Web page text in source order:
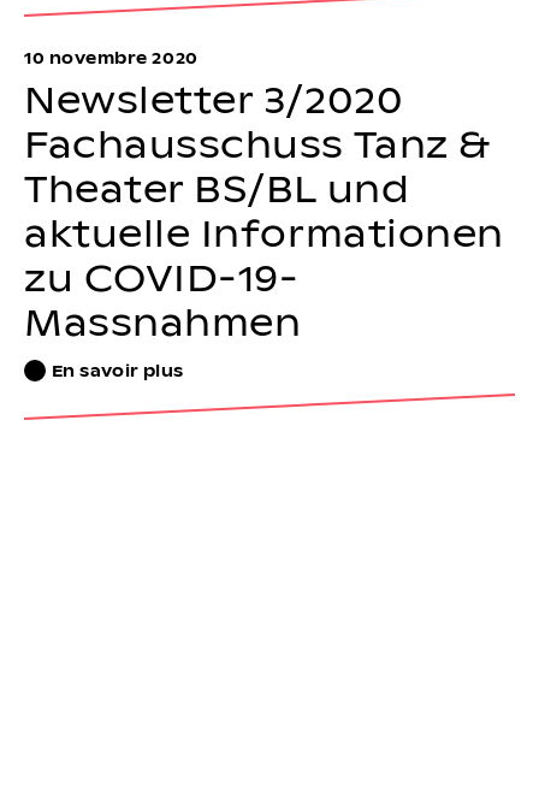
10 novembre 2020
Newsletter 3/2020
Fachausschuss Tanz &
Theater BS/BL und
aktuelle Informationen
zu COVID-19-
Massnahmen
En savoir plus